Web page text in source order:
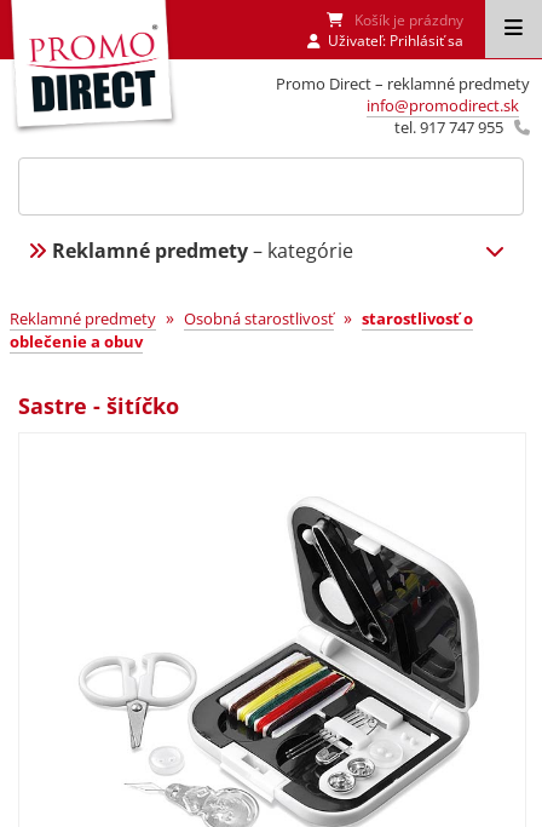
Promo Direct – reklamné predmety
info@promodirect.sk
tel. 917 747 955
Košík je prázdny
Uživateľ: Prihlásiť sa
Reklamné predmety– kategórie
Reklamné predmety » Osobná starostlivosť» starostlivosť o
oblečenie a obuv
Sastre - šitíčko